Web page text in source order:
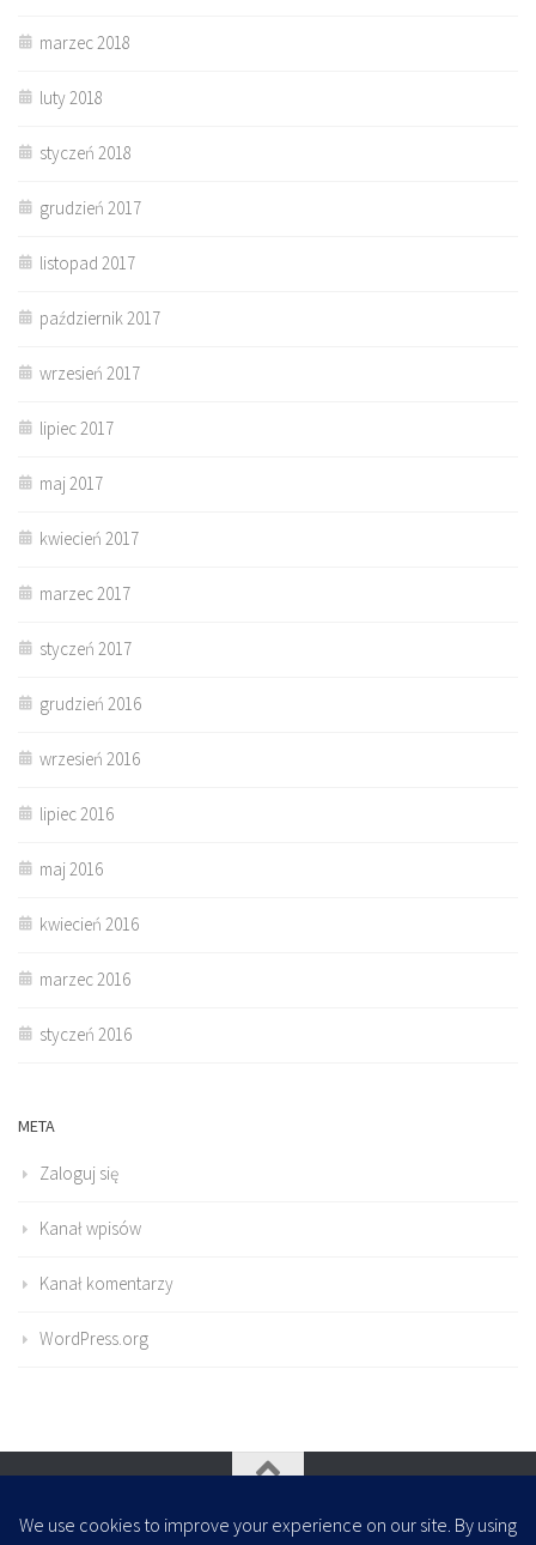
marzec 2018
luty 2018
styczeń 2018
grudzień 2017
listopad 2017
październik 2017
wrzesień 2017
lipiec 2017
maj 2017
kwiecień 2017
marzec 2017
styczeń 2017
grudzień 2016
wrzesień 2016
lipiec 2016
maj 2016
kwiecień 2016
marzec 2016
styczeń 2016
META
Zaloguj się
Kanał wpisów
Kanał komentarzy
WordPress.org